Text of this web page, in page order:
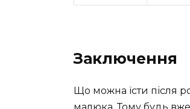
Заключення
Що можна їсти після